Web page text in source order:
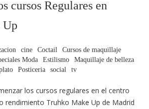
cursos Regulares en
Up
cine Coctail
Cursos de maquillaje
Moda Estilismo
Maquillaje de belleza
Posticeria social tv
los cursos regulares en el centro
rendimiento Truhko Make Up de Madrid